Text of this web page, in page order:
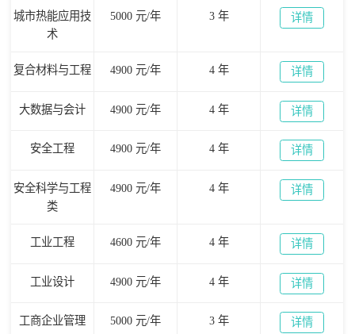
城市热能应用技
术
5000 元/年 3 年 详情
复合材料与工程 4900 元/年 4 年 详情
大数据与会计 4900 元/年 4 年 详情
安全工程 4900 元/年 4 年 详情
安全科学与工程
类
4900 元/年 4 年 详情
工业工程 4600 元/年 4 年 详情
工业设计 4900 元/年 4 年 详情
工商企业管理 5000 元/年 3 年 详情